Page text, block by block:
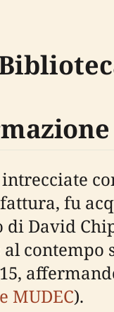
fu
David
contempo
MUDEC).